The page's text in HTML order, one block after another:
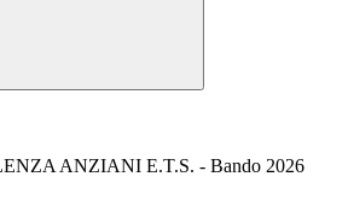
ANZIANI E.T.S. - Bando 2026